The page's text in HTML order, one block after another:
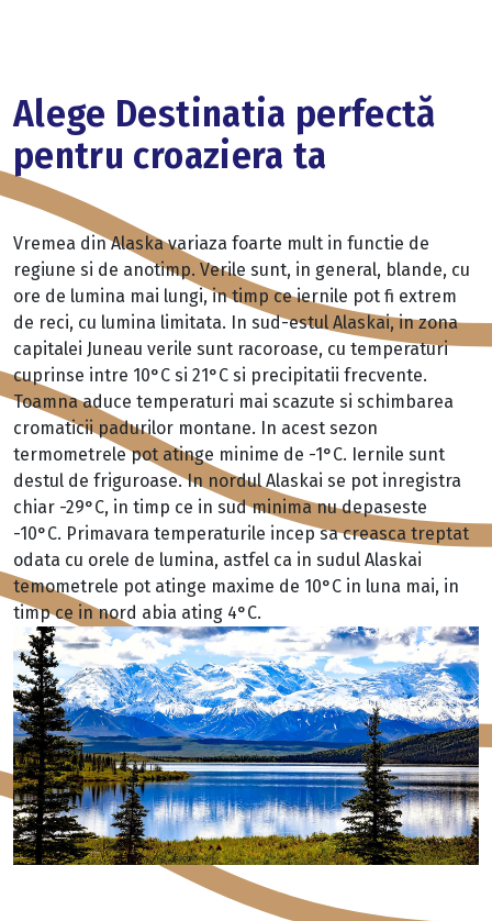
Alege Destinatia perfectă
pentru croaziera ta
Vremea din Alaska variaza foarte mult in functie de
regiune si de anotimp. Verile sunt, in general, blande, cu
ore de lumina mai lungi, in timp ce iernile pot fi extrem
de reci, cu lumina limitata. In sud-estul Alaskai, in zona
capitalei Juneau verile sunt racoroase, cu temperaturi
cuprinse intre 10°C si 21°C si precipitatii frecvente.
Toamna aduce temperaturi mai scazute si schimbarea
cromaticii padurilor montane. In acest sezon
termometrele pot atinge minime de -1°C. Iernile sunt
destul de friguroase. In nordul Alaskai se pot inregistra
chiar -29°C, in timp ce in sud minima nu depaseste
-10°C. Primavara temperaturile incep sa creasca treptat
odata cu orele de lumina, astfel ca in sudul Alaskai
temometrele pot atinge maxime de 10°C in luna mai, in
timp ce in nord abia ating 4°C.